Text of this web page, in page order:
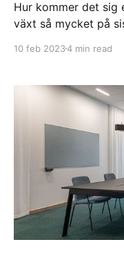
Hur kommer det sig
växt så mycket på
är egentligen en
det här
10 feb 20234 min read